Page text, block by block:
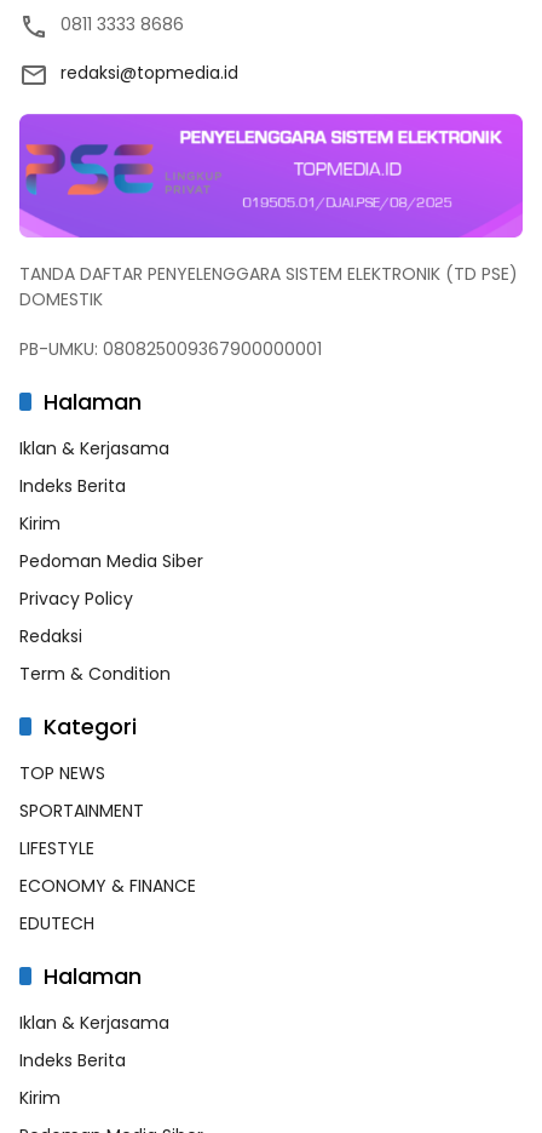
0811 3333 8686
redaksi@topmedia.id
TANDA DAFTAR PENYELENGGARA SISTEM ELEKTRONIK (TD PSE)
DOMESTIK
PB-UMKU: 080825009367900000001
Halaman
Iklan & Kerjasama
Indeks Berita
Kirim
Pedoman Media Siber
Privacy Policy
Redaksi
Term & Condition
Kategori
TOP NEWS
SPORTAINMENT
LIFESTYLE
ECONOMY & FINANCE
EDUTECH
Halaman
Iklan & Kerjasama
Indeks Berita
Kirim